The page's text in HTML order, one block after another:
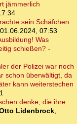
jämmerlich
sein Schäfchen
01.06.2024, 07:53
Was
schießen? -
der Polizei war noch
schon überwältigt, da
kann weiterstechen
denke, die ihre
Lidenbrock,